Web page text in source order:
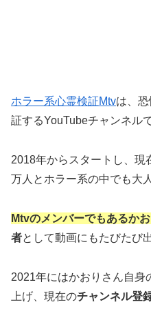
ホラー系心霊検証Mtvは、
証するYouTubeチャンネルで
2018年からスタートし、現
万人とホラー系の中でも大
Mtvのメンバーでもあるかお
者として動画にもたびたび
2021年にはかおりさん自身
上げ、現在のチャンネル登